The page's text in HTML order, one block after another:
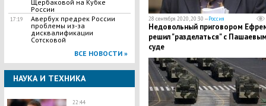
Щербаковой на Кубке
России
17:19
Авербух предрек России
проблемы из-за
дисквалификации
Сотсковой
ВСЕ НОВОСТИ »
НАУКА И ТЕХНИКА
22:44
28 сентября 2020, 20:30 —Россия
​Недовольный приговором
решил "разделаться" с
суде